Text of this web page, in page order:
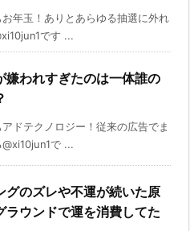
年玉！ありとあらゆる抽選に外れ
です ...
嫌われすぎたのは一体誰の
ドテクノロジー！従来の広告でま
で ...
グのズレや不運が続いた原
ラウンドで運を消費してた